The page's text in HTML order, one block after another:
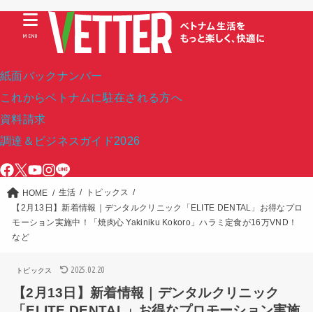
紙面バックナンバー
これからベトナムに駐在される方へ
資料請求
調達＆ビジネスガイド2026
MENU
HOME 生活
トピックス
【2月13日】新着情報｜デンタルクリニック「ELITE DENTAL」お得なプロ
モーション実施中！「焼肉心 Yakiniku Kokoro」ハラミ定食が16万VND！
など
トピックス 2025.02.20
【2月13日】新着情報｜デンタルクリニック